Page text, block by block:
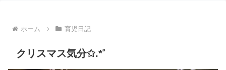
ホーム 育児日記
クリスマス気分✩.*˚